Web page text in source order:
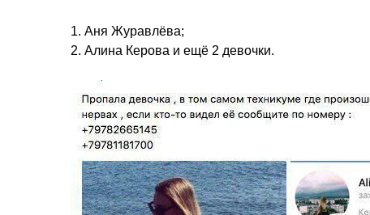
1. Аня Журавлёва;
2. Алина Керова и ещё 2 девочки.